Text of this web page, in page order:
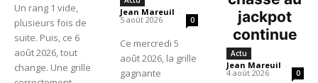
Un rang 1 vide,
plusieurs fois de
suite. Puis, ce 6
août 2026, tout
change. Une grille
Jean Mareuil -
5 août 2026 0
Ce mercredi 5
août 2026, la grille
gagnante
jackpot
continue
Actu
Jean Mareuil -
4 août 2026 0